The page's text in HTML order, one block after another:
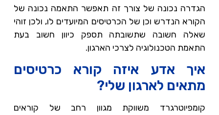
הגדרה נכונה של צורך זה תאפשר התאמה נכונה של
הקורא הנדרש וכן של הכרטיסים המיועדים לו, ולכן זוהי
שאלה חשובה שתשובתה תספק כיוון חשוב בעת
התאמת הטכנולוגיה לצרכי הארגון.
איך אדע איזה קורא כרטיסים
מתאים לארגון שלי?
קומפיוטרגרד משווקת מגוון רחב של קוראים